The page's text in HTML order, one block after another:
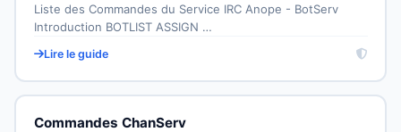
Liste des Commandes du Service IRC Anope - BotServ
Introduction BOTLIST ASSIGN …
Lire le guide
Commandes ChanServ